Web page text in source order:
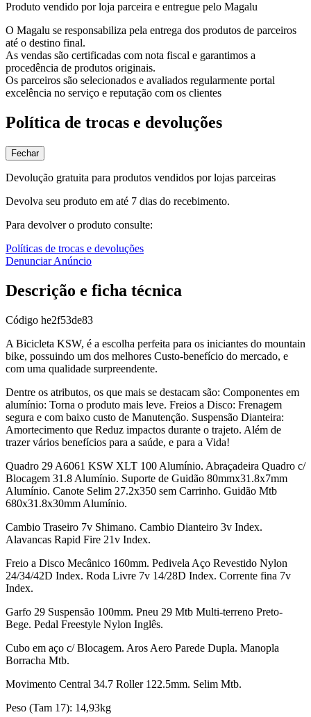
Produto vendido por loja parceira e entregue pelo Magalu
O Magalu se responsabiliza pela entrega dos produtos de parceiros
até o destino final.
As vendas são certificadas com nota fiscal e garantimos a
procedência de produtos originais.
Os parceiros são selecionados e avaliados regularmente portal
excelência no serviço e reputação com os clientes
Política de trocas e devoluções
Fechar
Devolução gratuita para produtos vendidos por lojas parceiras
Devolva seu produto em até 7 dias do recebimento.
Para devolver o produto consulte:
Políticas de trocas e devoluções
Denunciar Anúncio
Descrição e ficha técnica
Código he2f53de83
A Bicicleta KSW, é a escolha perfeita para os iniciantes do mountain
bike, possuindo um dos melhores Custo-benefício do mercado, e
com uma qualidade surpreendente.
Dentre os atributos, os que mais se destacam são: Componentes em
alumínio: Torna o produto mais leve. Freios a Disco: Frenagem
segura e com baixo custo de Manutenção. Suspensão Dianteira:
Amortecimento que Reduz impactos durante o trajeto. Além de
trazer vários benefícios para a saúde, e para a Vida!
Quadro 29 A6061 KSW XLT 100 Alumínio. Abraçadeira Quadro c/
Blocagem 31.8 Alumínio. Suporte de Guidão 80mmx31.8x7mm
Alumínio. Canote Selim 27.2x350 sem Carrinho. Guidão Mtb
680x31.8x30mm Alumínio.
Cambio Traseiro 7v Shimano. Cambio Dianteiro 3v Index.
Alavancas Rapid Fire 21v Index.
Freio a Disco Mecânico 160mm. Pedivela Aço Revestido Nylon
24/34/42D Index. Roda Livre 7v 14/28D Index. Corrente fina 7v
Index.
Garfo 29 Suspensão 100mm. Pneu 29 Mtb Multi-terreno Preto-
Bege. Pedal Freestyle Nylon Inglês.
Cubo em aço c/ Blocagem. Aros Aero Parede Dupla. Manopla
Borracha Mtb.
Movimento Central 34.7 Roller 122.5mm. Selim Mtb.
Peso (Tam 17): 14,93kg